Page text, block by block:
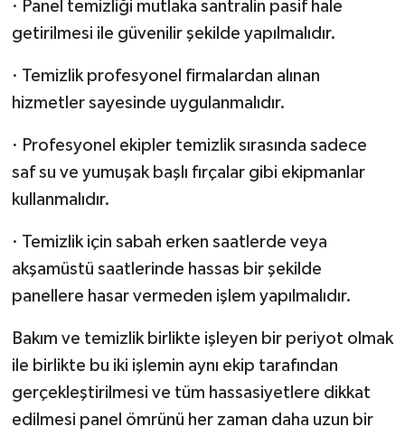
· Panel temizliği mutlaka santralin pasif hale
getirilmesi ile güvenilir şekilde yapılmalıdır.
· Temizlik profesyonel firmalardan alınan
hizmetler sayesinde uygulanmalıdır.
· Profesyonel ekipler temizlik sırasında sadece
saf su ve yumuşak başlı fırçalar gibi ekipmanlar
kullanmalıdır.
· Temizlik için sabah erken saatlerde veya
akşamüstü saatlerinde hassas bir şekilde
panellere hasar vermeden işlem yapılmalıdır.
Bakım ve temizlik birlikte işleyen bir periyot olmak
ile birlikte bu iki işlemin aynı ekip tarafından
gerçekleştirilmesi ve tüm hassasiyetlere dikkat
edilmesi panel ömrünü her zaman daha uzun bir